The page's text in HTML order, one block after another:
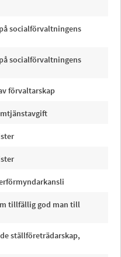
socialförvaltningens
socialförvaltningens
förvaltarskap
tillfällig god man till
ställföreträdarskap,